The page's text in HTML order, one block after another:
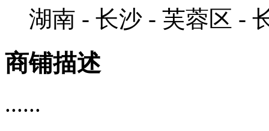
湖南 - 长沙 - 芙蓉区 -
商铺描述
......